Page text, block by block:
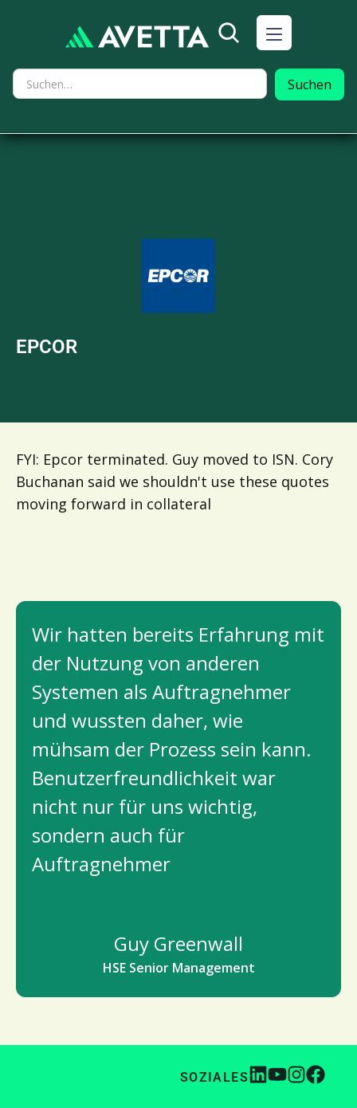
EPCOR
FYI: Epcor terminated. Guy moved to ISN. Cory
Buchanan said we shouldn't use these quotes
moving forward in collateral
Wir hatten bereits Erfahrung mit
der Nutzung von anderen
Systemen als Auftragnehmer
und wussten daher, wie
mühsam der Prozess sein kann.
Benutzerfreundlichkeit war
nicht nur für uns wichtig,
sondern auch für
Auftragnehmer
Guy Greenwall
HSE Senior Management
SOZIALES